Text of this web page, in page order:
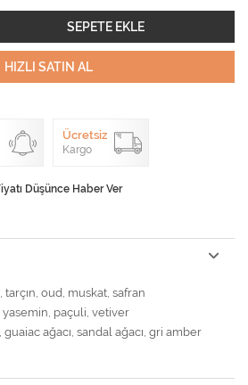
SEPETE EKLE
HIZLI SATIN AL
Ücretsiz
Kargo
Düşünce Haber Ver
oud, muskat, safran
yasemin, paçuli, vetiver
guaiac ağacı, sandal ağacı, gri amber